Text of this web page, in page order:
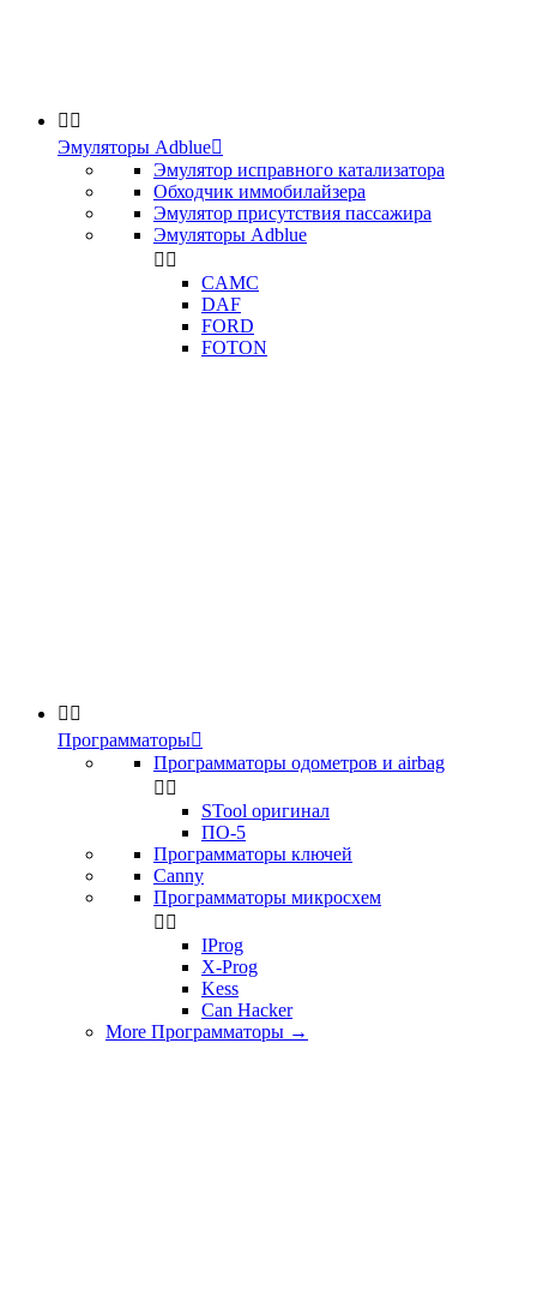
 
Эмуляторы Adblue
Эмулятор исправного катализатора
Обходчик иммобилайзера
Эмулятор присутствия пассажира
Эмуляторы Adblue
 
CAMC
DAF
FORD
FOTON
 
Программаторы
Программаторы одометров и airbag
 
STool оригинал
ПО-5
Программаторы ключей
Canny
Программаторы микросхем
 
IProg
X-Prog
Kess
Can Hacker
More Программаторы →